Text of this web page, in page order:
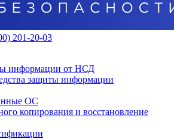
201-20-03
информации от НСД
защиты информации
ОС
копирования и восстановление